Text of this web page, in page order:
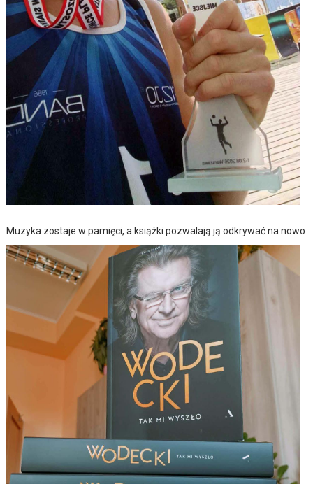
Muzyka zostaje w pamięci, a książki pozwalają ją odkrywać na nowo